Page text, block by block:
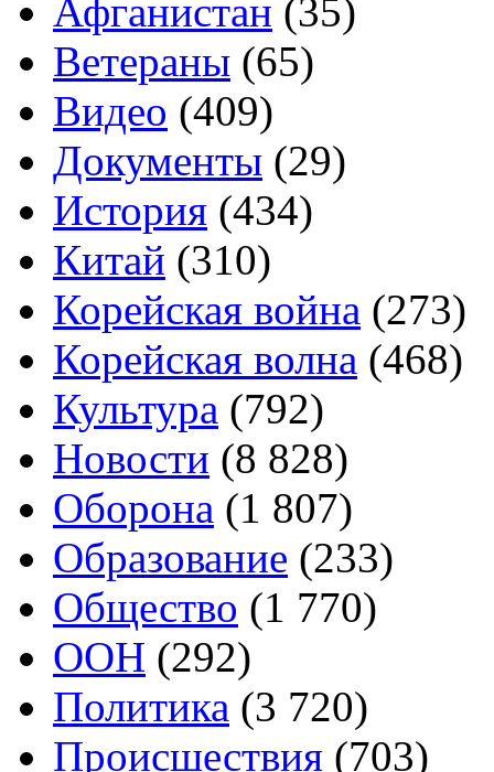
Афганистан (35)
Ветераны (65)
Видео (409)
Документы (29)
История (434)
Китай (310)
Корейская война (273)
Корейская волна (468)
Культура (792)
Новости (8 828)
Оборона (1 807)
Образование (233)
Общество (1 770)
ООН (292)
Политика (3 720)
Происшествия (703)